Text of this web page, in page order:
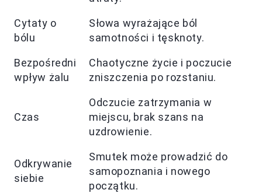
Cytaty o
bólu
Słowa wyrażające ból
samotności i tęsknoty.
Bezpośredni
wpływ żalu
Chaotyczne życie i poczucie
zniszczenia po rozstaniu.
Czas
Odczucie zatrzymania w
miejscu, brak szans na
uzdrowienie.
Odkrywanie
siebie
Smutek może prowadzić do
samopoznania i nowego
początku.